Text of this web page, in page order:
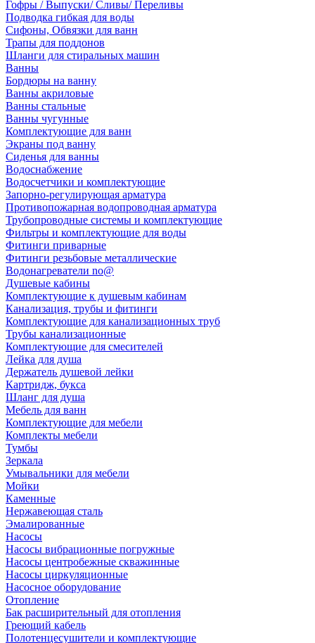
Гофры / Выпуски/ Сливы/ Переливы
Подводка гибкая для воды
Сифоны, Обвязки для ванн
Трапы для поддонов
Шланги для стиральных машин
Ванны
Бордюры на ванну
Ванны акриловые
Ванны стальные
Ванны чугунные
Комплектующие для ванн
Экраны под ванну
Сиденья для ванны
Водоснабжение
Водосчетчики и комплектующие
Запорно-регулирующая арматура
Противопожарная водопроводная арматура
Трубопроводные системы и комплектующие
Фильтры и комплектующие для воды
Фитинги приварные
Фитинги резьбовые металлические
Водонагреватели no@
Душевые кабины
Комплектующие к душевым кабинам
Канализация, трубы и фитинги
Комплектующие для канализационных труб
Трубы канализационные
Комплектующие для смесителей
Лейка для душа
Держатель душевой лейки
Картридж, букса
Шланг для душа
Мебель для ванн
Комплектующие для мебели
Комплекты мебели
Тумбы
Зеркала
Умывальники для мебели
Мойки
Каменные
Нержавеющая сталь
Эмалированные
Насосы
Насосы вибрационные погружные
Насосы центробежные скважинные
Насосы циркуляционные
Насосное оборудование
Отопление
Бак расширительный для отопления
Греющий кабель
Полотенцесушители и комплектующие